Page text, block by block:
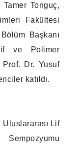
Tonguç,
Fakültesi
Başkanı
ve Polimer
Prof. Dr. Yusuf
katıldı.
Uluslararası Lif